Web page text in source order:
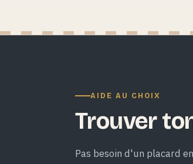
AIDE AU CHOIX
Trouver
Pas besoin d'un placard